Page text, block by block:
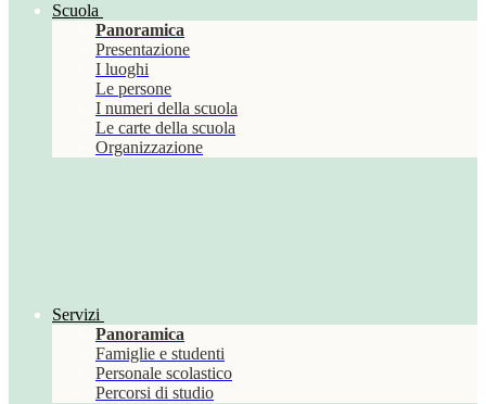
Scuola
Panoramica
Presentazione
I luoghi
Le persone
I numeri della scuola
Le carte della scuola
Organizzazione
Servizi
Panoramica
Famiglie e studenti
Personale scolastico
Percorsi di studio